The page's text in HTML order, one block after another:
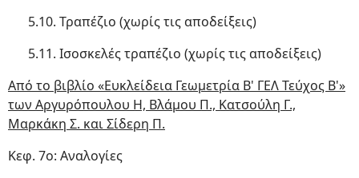
5.10. Τραπέζιο (χωρίς τις αποδείξεις)
5.11. Ισοσκελές τραπέζιο (χωρίς τις αποδείξεις)
Από το βιβλίο «Ευκλείδεια Γεωμετρία Β' ΓΕΛ Τεύχος Β'»
των Αργυρόπουλου Η, Βλάμου Π., Κατσούλη Γ.,
Μαρκάκη Σ. και Σίδερη Π.
Κεφ. 7ο: Αναλογίες